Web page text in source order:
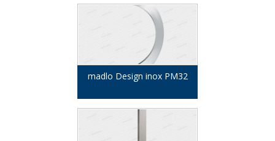
madlo Design inox PM32